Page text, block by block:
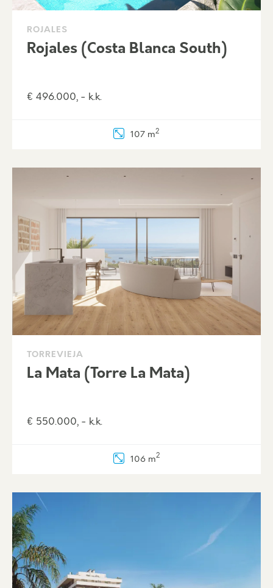
ROJALES
Rojales (Costa Blanca South)
€ 496.000, - k.k.
107 m2
TORREVIEJA
La Mata (Torre La Mata)
€ 550.000, - k.k.
106 m2